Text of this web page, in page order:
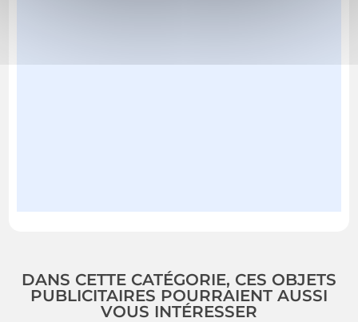
DANS CETTE CATÉGORIE, CES OBJETS
PUBLICITAIRES POURRAIENT AUSSI
VOUS INTÉRESSER